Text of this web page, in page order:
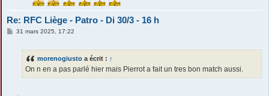
Re: RFC Liège - Patro - Di 30/3 - 16 h
M31 mars 2025, 17:22
morenogiusto a écrit : ↑
On n en a pas parlé hier mais Pierrot a fait un tres bon match aussi.